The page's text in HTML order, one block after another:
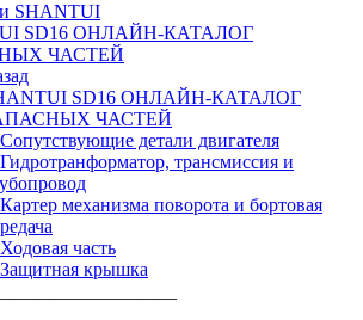
SHANTUI
SD16 ОНЛАЙН-КАТАЛОГ
ЧАСТЕЙ
SD16 ОНЛАЙН-КАТАЛОГ
ЧАСТЕЙ
детали двигателя
трансмиссия и
механизма поворота и бортовая
часть
крышка